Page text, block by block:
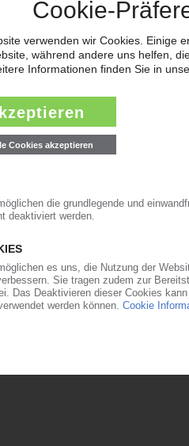
Zeiten:
die Kreislaufwirtschaft: